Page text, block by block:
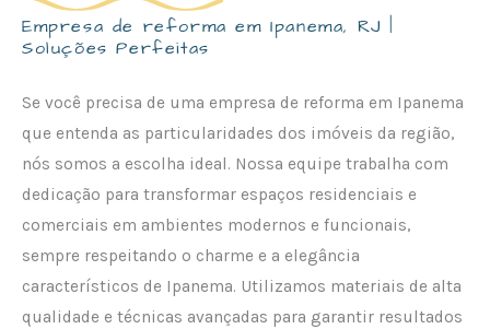
Empresa de reforma em Ipanema, RJ |
Soluções Perfeitas
Se você precisa de uma empresa de reforma em Ipanema
que entenda as particularidades dos imóveis da região,
nós somos a escolha ideal. Nossa equipe trabalha com
dedicação para transformar espaços residenciais e
comerciais em ambientes modernos e funcionais,
sempre respeitando o charme e a elegância
característicos de Ipanema. Utilizamos materiais de alta
qualidade e técnicas avançadas para garantir resultados